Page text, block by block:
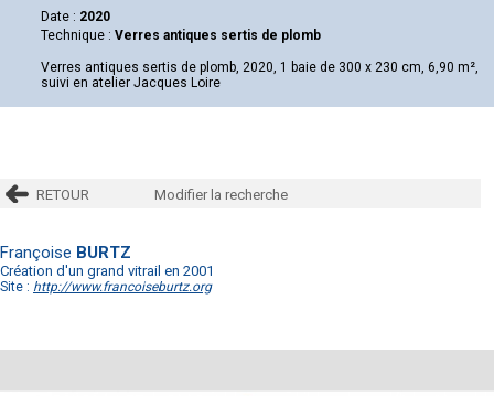
Date : 2020
Technique : Verres antiques sertis de plomb
Verres antiques sertis de plomb, 2020, 1 baie de 300 x 230 cm, 6,90 m²,
suivi en atelier Jacques Loire
RETOUR Modifier la recherche
Françoise BURTZ
Création d'un grand vitrail en 2001
Site : http://www.francoiseburtz.org